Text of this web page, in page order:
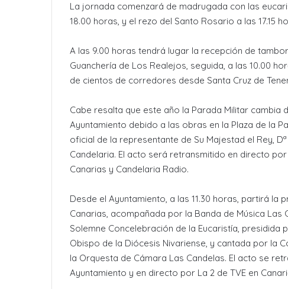
La jornada comenzará de madrugada con las
18.00 horas, y el rezo del Santo Rosario a las 17.15
A las 9.00 horas tendrá lugar la recepción de
Guanchería de Los Realejos, seguida, a las 10.00
de cientos de corredores desde Santa Cruz de
Cabe resalta que este año la Parada Militar cambia
Ayuntamiento debido a las obras en la Plaza de la
oficial de la representante de Su Majestad el Rey,
Candelaria. El acto será retransmitido en directo por
Canarias y Candelaria Radio.
Desde el Ayuntamiento, a las 11.30 horas, partirá la
Canarias, acompañada por la Banda de Música Las
Solemne Concelebración de la Eucaristía,
Obispo de la Diócesis Nivariense, y cantada por la
la Orquesta de Cámara Las Candelas. El acto se
Ayuntamiento y en directo por La 2 de TVE en